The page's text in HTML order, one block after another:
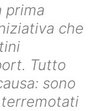
prima
che
Tutto
sono